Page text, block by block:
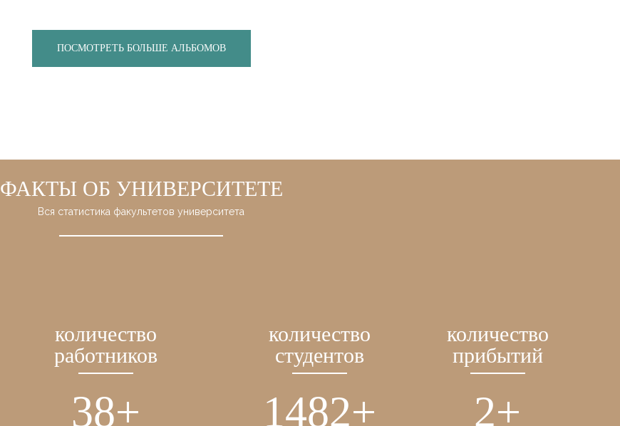
ПОСМОТРЕТЬ БОЛЬШЕ АЛЬБОМОВ
ФАКТЫ ОБ УНИВЕРСИТЕТЕ
Вся статистика факультетов университета
количество
работников
38+
количество
студентов
1482+
количество
прибытий
2+